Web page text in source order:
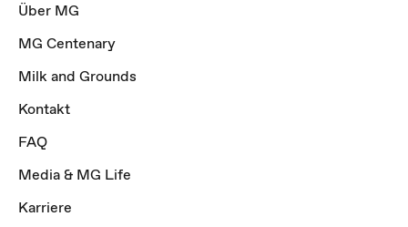
Über MG
MG Centenary
Milk and Grounds
Kontakt
FAQ
Media & MG Life
Karriere